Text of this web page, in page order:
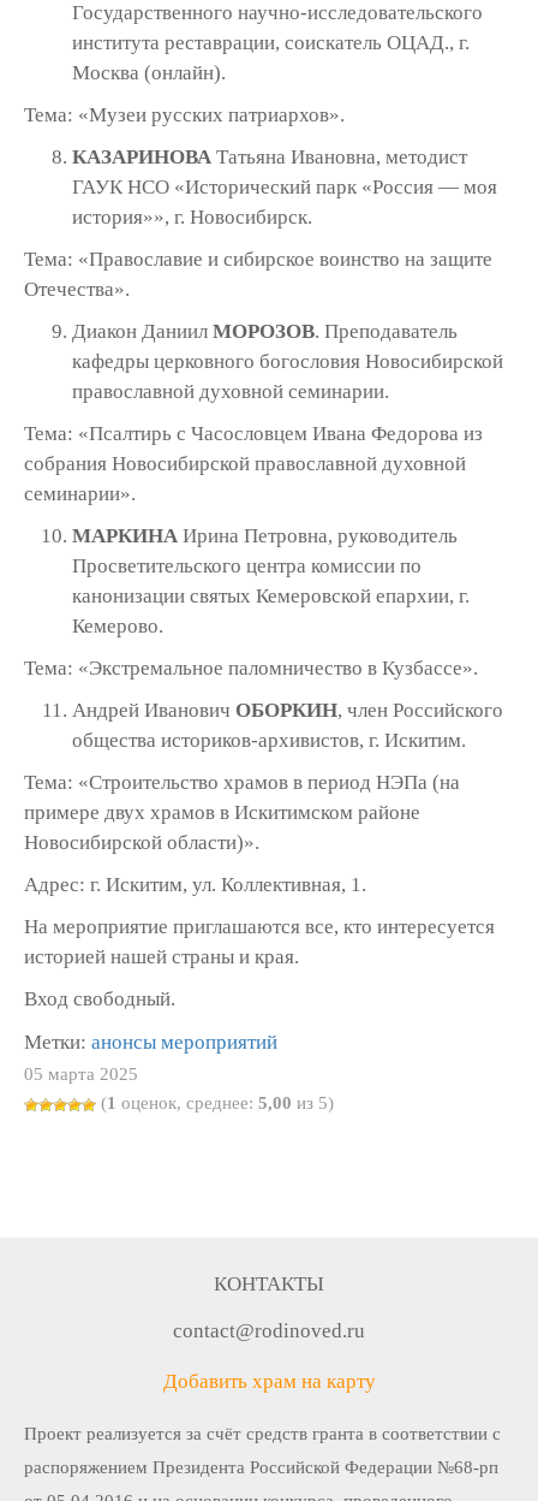
Государственного научно-исследовательского
института реставрации, соискатель ОЦАД., г.
Москва (онлайн).
Тема: «Музеи русских патриархов».
КАЗАРИНОВА Татьяна Ивановна, методист
ГАУК НСО «Исторический парк «Россия — моя
история»», г. Новосибирск.
Тема: «Православие и сибирское воинство на защите
Отечества».
Диакон Даниил МОРОЗОВ. Преподаватель
кафедры церковного богословия Новосибирской
православной духовной семинарии.
Тема: «Псалтирь с Часословцем Ивана Федорова из
собрания Новосибирской православной духовной
семинарии».
МАРКИНА Ирина Петровна, руководитель
Просветительского центра комиссии по
канонизации святых Кемеровской епархии, г.
Кемерово.
Тема: «Экстремальное паломничество в Кузбассе».
Андрей Иванович ОБОРКИН, член Российского
общества историков-архивистов, г. Искитим.
Тема: «Строительство храмов в период НЭПа (на
примере двух храмов в Искитимском районе
Новосибирской области)».
Адрес: г. Искитим, ул. Коллективная, 1.
На мероприятие приглашаются все, кто интересуется
историей нашей страны и края.
Вход свободный.
Метки: анонсы мероприятий
05 марта 2025
(1 оценок, среднее: 5,00 из 5)
КОНТАКТЫ
contact@rodinoved.ru
Добавить храм на карту
Проект реализуется за счёт средств гранта в соответствии c
распоряжением Президента Российской Федерации №68-рп